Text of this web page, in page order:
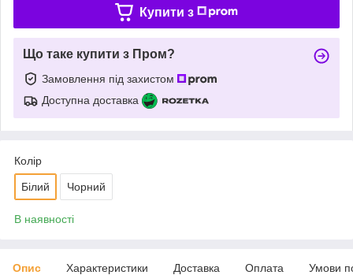
Купити з
Що таке купити з Пром?
Замовлення під захистом
Доступна доставка
Колір
Білий Чорний
В наявності
Опис Характеристики Доставка Оплата Умови